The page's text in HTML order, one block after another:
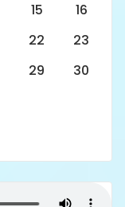
15
16
22
23
29
30